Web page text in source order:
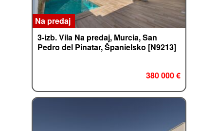
Na predaj
3-izb. Vila Na predaj, Murcia, San
Pedro del Pinatar, Španielsko [N9213]
380 000 €